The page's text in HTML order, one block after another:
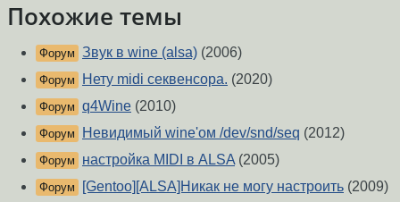
Похожие темы
Форум Звук в wine (alsa) (2006)
Форум Нету midi секвенсора. (2020)
Форум q4Wine (2010)
Форум Невидимый wine'ом /dev/snd/seq (2012)
Форум настройка MIDI в ALSA (2005)
Форум [Gentoo][ALSA]Никак не могу настроить (2009)